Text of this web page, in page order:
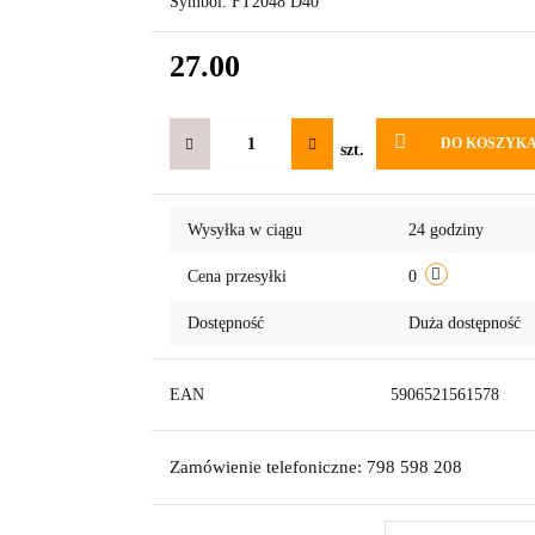
27.00
szt. DO
Wysyłka w ciągu 24 godziny
Cena przesyłki 0
Dostępność Duża dostępność
EAN 5906521561578
Zamówienie telefoniczne: 798 598 208